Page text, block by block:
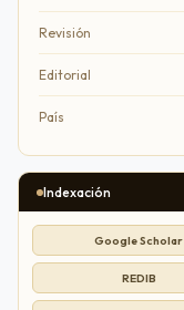
Revisión
Editorial
País
Indexación
Google Scholar
REDIB